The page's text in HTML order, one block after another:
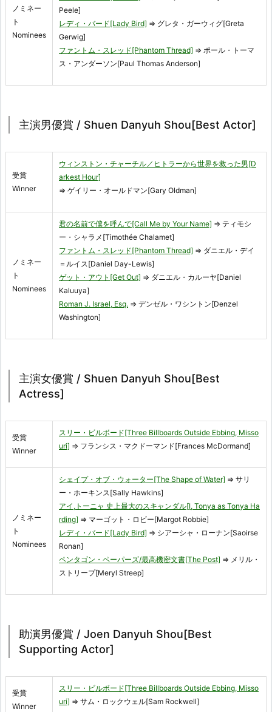
ノミネー
ト
Nominees
Peele]
レディ・バード[Lady Bird] ⇒ グレタ・ガーウィグ[Greta
Gerwig]
ファントム・スレッド[Phantom Thread] ⇒ ポール・トーマ
ス・アンダーソン[Paul Thomas Anderson]
主演男優賞 / Shuen Danyuh Shou[Best Actor]
受賞
Winner
ウィンストン・チャーチル／ヒトラーから世界を救った男[D
arkest Hour]
⇒ ゲイリー・オールドマン[Gary Oldman]
ノミネー
ト
Nominees
君の名前で僕を呼んで[Call Me by Your Name] ⇒ ティモシ
ー・シャラメ[Timothée Chalamet]
ファントム・スレッド[Phantom Thread] ⇒ ダニエル・デイ
＝ルイス[Daniel Day-Lewis]
ゲット・アウト[Get Out] ⇒ ダニエル・カルーヤ[Daniel
Kaluuya]
Roman J. Israel, Esq. ⇒ デンゼル・ワシントン[Denzel
Washington]
主演女優賞 / Shuen Danyuh Shou[Best
Actress]
受賞
Winner
スリー・ビルボード[Three Billboards Outside Ebbing, Misso
uri] ⇒ フランシス・マクドーマンド[Frances McDormand]
ノミネー
ト
Nominees
シェイプ・オブ・ウォーター[The Shape of Water] ⇒ サリ
ー・ホーキンス[Sally Hawkins]
アイ,トーニャ 史上最大のスキャンダル[I, Tonya as Tonya Ha
rding] ⇒ マーゴット・ロビー[Margot Robbie]
レディ・バード[Lady Bird] ⇒ シアーシャ・ローナン[Saoirse
Ronan]
ペンタゴン・ペーパーズ/最高機密文書[The Post] ⇒ メリル・
ストリープ[Meryl Streep]
助演男優賞 / Joen Danyuh Shou[Best
Supporting Actor]
受賞
Winner
スリー・ビルボード[Three Billboards Outside Ebbing, Misso
uri] ⇒ サム・ロックウェル[Sam Rockwell]